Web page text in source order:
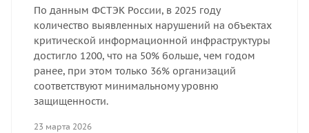
По данным ФСТЭК России, в 2025 году
количество выявленных нарушений на объектах
критической информационной инфраструктуры
достигло 1200, что на 50% больше, чем годом
ранее, при этом только 36% организаций
соответствуют минимальному уровню
защищенности.
23 марта 2026